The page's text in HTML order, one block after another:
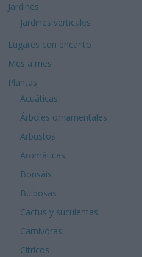
Jardines
Jardines verticales
Lugares con encanto
Mes a mes
Plantas
Acuáticas
Árboles ornamentales
Arbustos
Aromáticas
Bonsáis
Bulbosas
Cactus y suculentas
Carnívoras
Cítricos